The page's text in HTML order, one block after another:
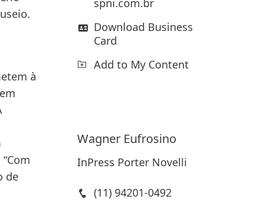
à
de
spni.com.br
Download Business
Card
Add to My Content
Wagner Eufrosino
InPress Porter Novelli
(11) 94201-0492